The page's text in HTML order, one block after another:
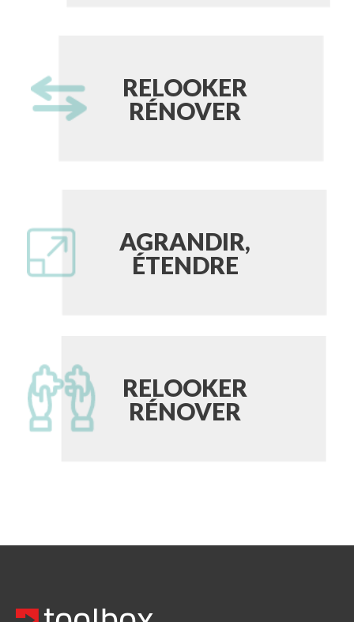
RELOOKER
RÉNOVER
AGRANDIR,
ÉTENDRE
RELOOKER
RÉNOVER